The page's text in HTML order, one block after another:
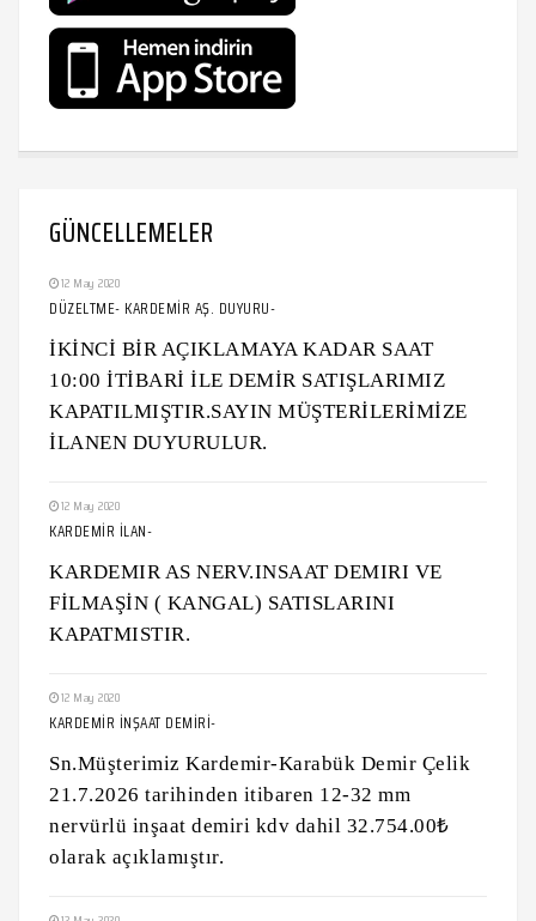
GÜNCELLEMELER
12 May 2020
DÜZELTME- KARDEMİR AŞ. DUYURU-
İKİNCİ BİR AÇIKLAMAYA KADAR SAAT
10:00 İTİBARİ İLE DEMİR SATIŞLARIMIZ
KAPATILMIŞTIR.SAYIN MÜŞTERİLERİMİZE
İLANEN DUYURULUR.
12 May 2020
KARDEMİR İLAN-
KARDEMIR AS NERV.INSAAT DEMIRI VE
FİLMAŞİN ( KANGAL) SATISLARINI
KAPATMISTIR.
12 May 2020
KARDEMİR İNŞAAT DEMİRİ-
Sn.Müşterimiz Kardemir-Karabük Demir Çelik
21.7.2026 tarihinden itibaren 12-32 mm
nervürlü inşaat demiri kdv dahil 32.754.00₺
olarak açıklamıştır.